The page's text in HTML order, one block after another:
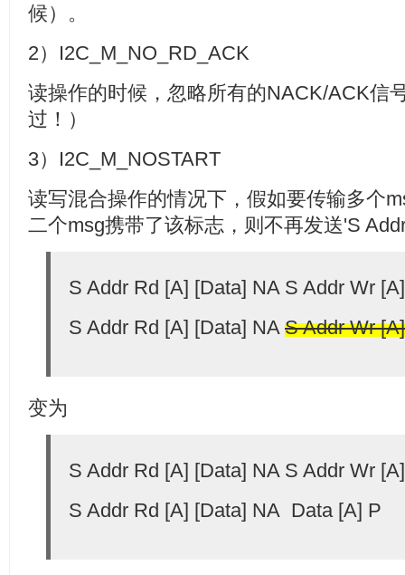
候）。
2）I2C_M_NO_RD_ACK
读操作的时候，忽略所有的NACK/ACK信
过！）
3）I2C_M_NOSTART
读写混合操作的情况下，假如要传输多个
二个msg携带了该标志，则不再发送'S
S Addr Rd [A] [Data] NA S Addr Wr
S Addr Rd [A] [Data] NA S Addr Wr [A]
变为
S Addr Rd [A] [Data] NA S Addr Wr
S Addr Rd [A] [Data] NA Data [A] P